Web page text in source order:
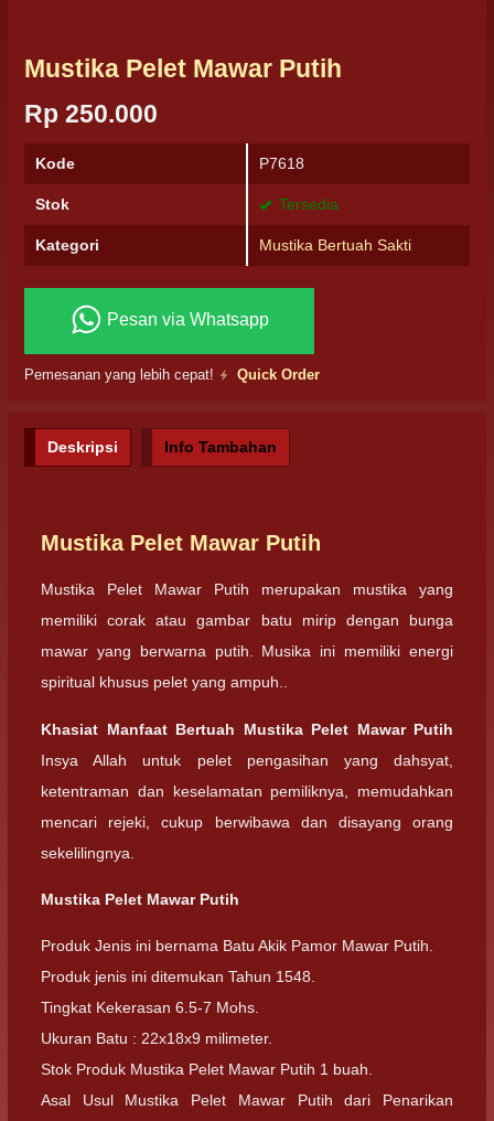
Mustika Pelet Mawar Putih
Rp 250.000
Kode P7618
Stok Tersedia
Kategori Mustika Bertuah Sakti
Pesan via Whatsapp
Pemesanan yang lebih cepat! Quick Order
Deskripsi Info Tambahan
Mustika Pelet Mawar Putih
Mustika Pelet Mawar Putih merupakan mustika yang
memiliki corak atau gambar batu mirip dengan bunga
mawar yang berwarna putih. Musika ini memiliki energi
spiritual khusus pelet yang ampuh..
Khasiat Manfaat Bertuah Mustika Pelet Mawar Putih
Insya Allah untuk pelet pengasihan yang dahsyat,
ketentraman dan keselamatan pemiliknya, memudahkan
mencari rejeki, cukup berwibawa dan disayang orang
sekelilingnya.
Mustika Pelet Mawar Putih
Produk Jenis ini bernama Batu Akik Pamor Mawar Putih.
Produk jenis ini ditemukan Tahun 1548.
Tingkat Kekerasan 6.5-7 Mohs.
Ukuran Batu : 22x18x9 milimeter.
Stok Produk Mustika Pelet Mawar Putih 1 buah.
Asal Usul Mustika Pelet Mawar Putih dari Penarikan